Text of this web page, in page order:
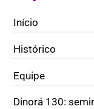
Início
Histórico
Equipe
Dinorá 130: